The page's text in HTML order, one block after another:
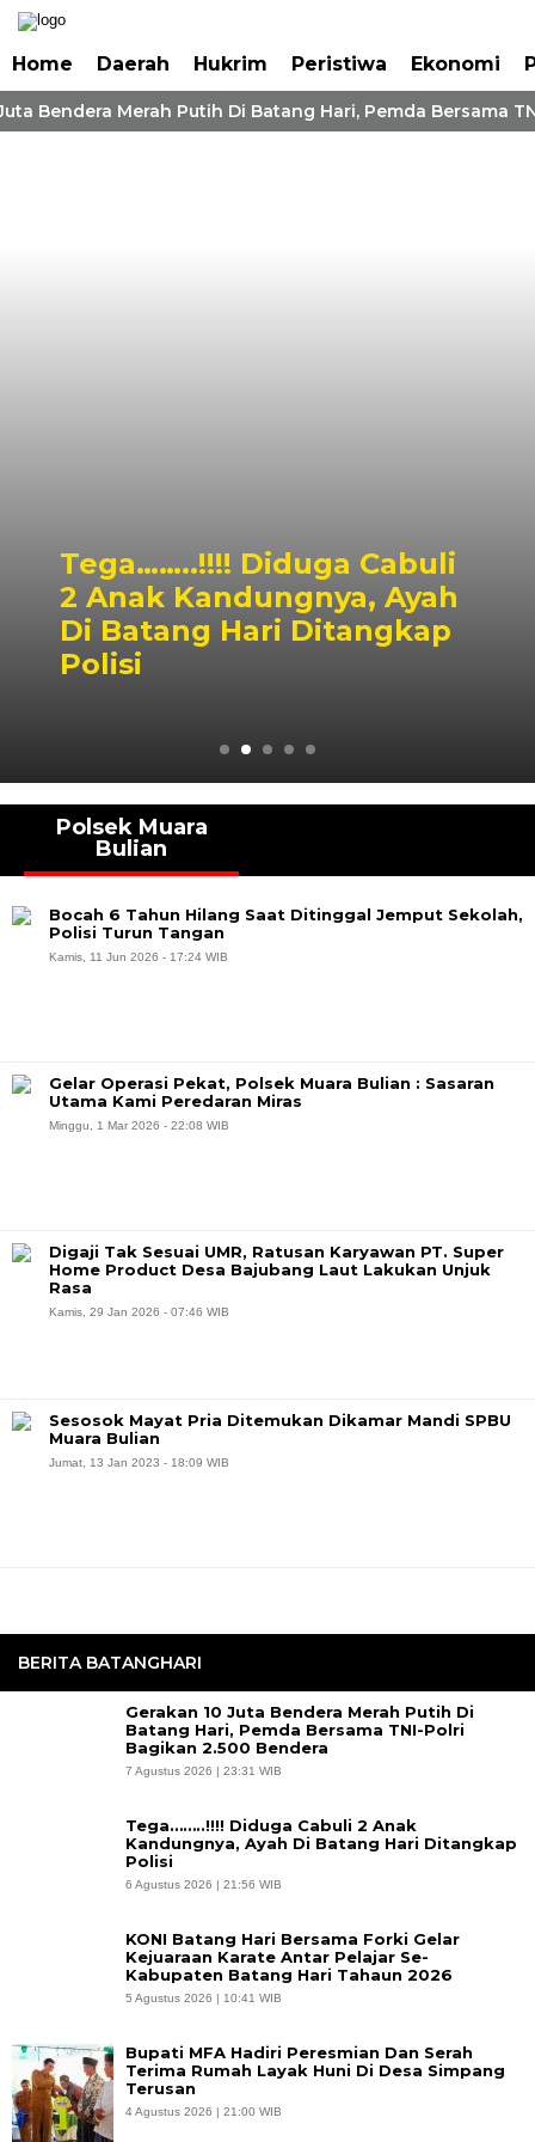
Home Daerah Hukrim Peristiwa Ekonomi
Bendera Merah Putih Di Batang Hari, Pemda Bersama
Tega……..!!!! Diduga Cabuli
2 Anak Kandungnya, Ayah
Di Batang Hari Ditangkap
Polisi
BERITA BATANGHARI
Gerakan 10 Juta Bendera Merah Putih Di
Batang Hari, Pemda Bersama TNI-Polri
Bagikan 2.500 Bendera
7 Agustus 2026 | 23:31 WIB
Tega……..!!!! Diduga Cabuli 2 Anak
Kandungnya, Ayah Di Batang Hari Ditangkap
Polisi
6 Agustus 2026 | 21:56 WIB
KONI Batang Hari Bersama Forki Gelar
Kejuaraan Karate Antar Pelajar Se-
Kabupaten Batang Hari Tahaun 2026
5 Agustus 2026 | 10:41 WIB
Bupati MFA Hadiri Peresmian Dan Serah
Terima Rumah Layak Huni Di Desa Simpang
Terusan
4 Agustus 2026 | 21:00 WIB
Polsek Muara
Bulian
Bocah 6 Tahun Hilang Saat Ditinggal Jemput Sekolah,
Polisi Turun Tangan
Kamis, 11 Jun 2026 - 17:24 WIB
Gelar Operasi Pekat, Polsek Muara Bulian : Sasaran
Utama Kami Peredaran Miras
Minggu, 1 Mar 2026 - 22:08 WIB
Digaji Tak Sesuai UMR, Ratusan Karyawan PT. Super
Home Product Desa Bajubang Laut Lakukan Unjuk
Rasa
Kamis, 29 Jan 2026 - 07:46 WIB
Sesosok Mayat Pria Ditemukan Dikamar Mandi SPBU
Muara Bulian
Jumat, 13 Jan 2023 - 18:09 WIB